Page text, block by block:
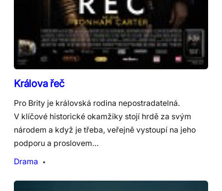
Králova řeč
Pro Brity je královská rodina nepostradatelná.
V klíčové historické okamžiky stojí hrdě za svým
národem a když je třeba, veřejně vystoupí na jeho
podporu a proslovem…
Drama